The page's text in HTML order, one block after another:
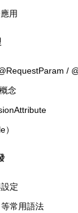
用
/
念
）
定
等常用語法